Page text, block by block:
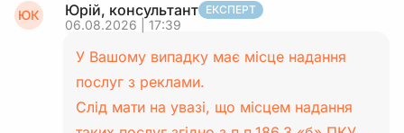
ЮК Юрій, консультант ЕКСПЕРТ
06.08.2026 | 17:39
У Вашому випадку має місце надання
послуг з реклами.
Слід мати на увазі, що місцем надання